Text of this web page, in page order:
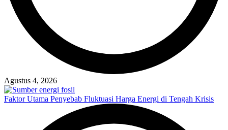
Agustus 4, 2026
Faktor Utama Penyebab Fluktuasi Harga Energi di Tengah Krisis